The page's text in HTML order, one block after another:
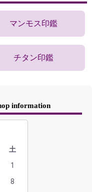
マンモス印鑑
チタン印鑑
information
土
1
8